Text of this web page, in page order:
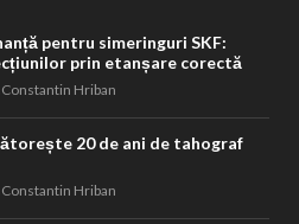
pentru simeringuri SKF:
prin etanșare corectă
Constantin Hriban
20 de ani de tahograf
Constantin Hriban